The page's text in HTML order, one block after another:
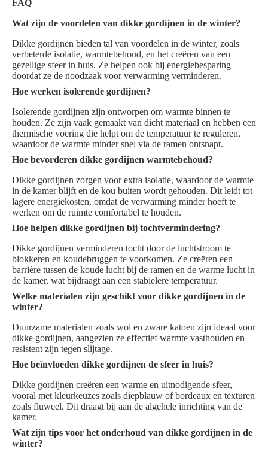
FAQ
Wat zijn de voordelen van dikke gordijnen in de winter?
Dikke gordijnen bieden tal van voordelen in de winter, zoals
verbeterde isolatie, warmtebehoud, en het creëren van een
gezellige sfeer in huis. Ze helpen ook bij energiebesparing
doordat ze de noodzaak voor verwarming verminderen.
Hoe werken isolerende gordijnen?
Isolerende gordijnen zijn ontworpen om warmte binnen te
houden. Ze zijn vaak gemaakt van dicht materiaal en hebben een
thermische voering die helpt om de temperatuur te reguleren,
waardoor de warmte minder snel via de ramen ontsnapt.
Hoe bevorderen dikke gordijnen warmtebehoud?
Dikke gordijnen zorgen voor extra isolatie, waardoor de warmte
in de kamer blijft en de kou buiten wordt gehouden. Dit leidt tot
lagere energiekosten, omdat de verwarming minder hoeft te
werken om de ruimte comfortabel te houden.
Hoe helpen dikke gordijnen bij tochtvermindering?
Dikke gordijnen verminderen tocht door de luchtstroom te
blokkeren en koudebruggen te voorkomen. Ze creëren een
barrière tussen de koude lucht bij de ramen en de warme lucht in
de kamer, wat bijdraagt aan een stabielere temperatuur.
Welke materialen zijn geschikt voor dikke gordijnen in de
winter?
Duurzame materialen zoals wol en zware katoen zijn ideaal voor
dikke gordijnen, aangezien ze effectief warmte vasthouden en
resistent zijn tegen slijtage.
Hoe beïnvloeden dikke gordijnen de sfeer in huis?
Dikke gordijnen creëren een warme en uitnodigende sfeer,
vooral met kleurkeuzes zoals diepblauw of bordeaux en texturen
zoals fluweel. Dit draagt bij aan de algehele inrichting van de
kamer.
Wat zijn tips voor het onderhoud van dikke gordijnen in de
winter?